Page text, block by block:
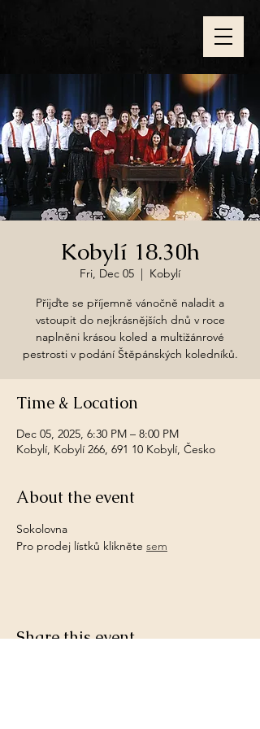
Kobylí 18.30h
Fri, Dec 05
  |
Kobylí
Přijďte se příjemně vánočně naladit a
vstoupit do nejkrásnějších dnů v roce
naplněni krásou koled a multižánrové
pestrosti v podání Štěpánských koledníků.
Time & Location
Dec 05, 2025, 6:30 PM – 8:00 PM
Kobylí, Kobylí 266, 691 10 Kobylí, Česko
About the event
Sokolovna
Pro prodej lístků klikněte sem
Share this event